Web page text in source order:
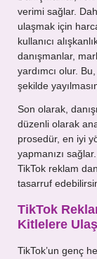
verimi sağlar.
ulaşmak için
kullanıcı
danışmanlar,
yardımcı olur.
şekilde
Son olarak,
düzenli olarak
prosedür, en iyi
yapmanızı
TikTok reklam
tasarruf
TikTok
Kitlelere
TikTok’un genç